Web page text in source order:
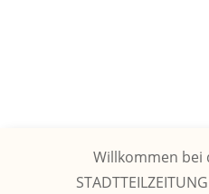
Willkommen bei